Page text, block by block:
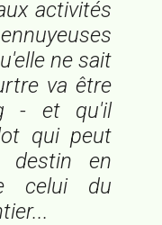
activités
ne sait
va être
- et qu'il
qui peut
destin en
celui du